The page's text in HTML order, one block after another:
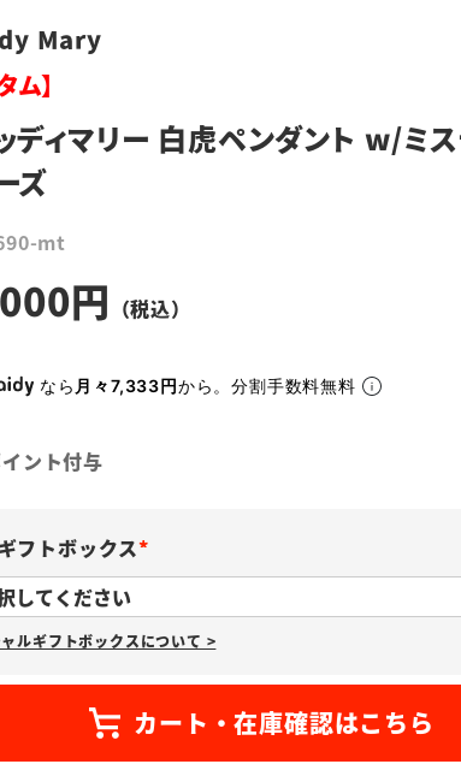
Mary
ム】
ディマリー 白虎ペンダント w/ミス
ズ
mt
なら 月々7,333円から。分割手数料無料
ント付与
フトボックス
(
必
ルギフトボックスについて >